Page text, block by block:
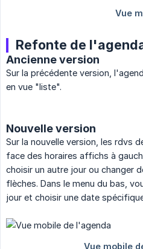
Refonte de
Ancienne version
Sur la précédente version,
en vue "liste".
Nouvelle version
Sur la nouvelle version, les rdvs
face des horaires affichs à
choisir un autre jour ou changer
flèches. Dans le menu du bas,
jour et choisir une date